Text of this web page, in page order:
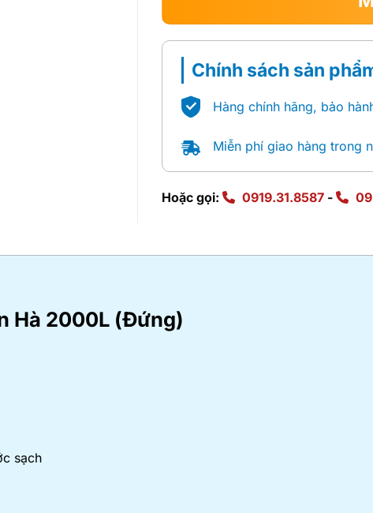
Chính sách sản
Hàng chính hãng, bảo
Miễn phí giao hàng trong
Hoặc gọi: 0919.31.8587 -
Hà 2000L (Đứng)
sạch